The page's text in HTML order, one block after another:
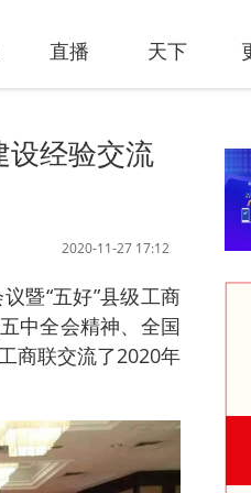
直播 天下
设经验交流
2020-11-27 17:12
暨“五好”县级工商
中全会精神、全国
商联交流了2020年